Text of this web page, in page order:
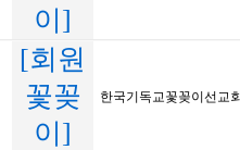
이]
[회원
꽃꽂
이]
한국기독교꽃꽂이선교